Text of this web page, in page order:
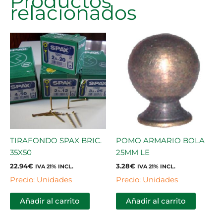
relacionados
TIRAFONDO SPAX BRIC.
35X50
22.94€ IVA 21% INCL.
Precio: Unidades
Añadir al carrito
POMO ARMARIO BOLA
25MM LE
3.28€ IVA 21% INCL.
Precio: Unidades
Añadir al carrito